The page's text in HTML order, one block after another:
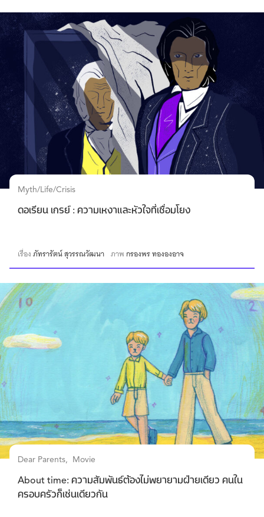
Myth/Life/Crisis
ดอเรียน เกรย์ : ความเหงาและหัวใจที่เชื่อมโยง
เรื่องภัทรารัตน์ สุวรรณวัฒนา ภาพกรองพร ทององอาจ
Dear Parents Movie
About time: ความสัมพันธ์ต้องไม่พยายามฝ่ายเดียว คนใน
ครอบครัวก็เช่นเดียวกัน